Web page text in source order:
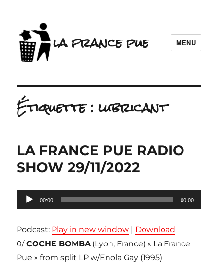
la france pue MENU
Étiquette :lubricant
LA FRANCE PUE RADIO
SHOW 29/11/2022
Lecteur
audio
00:00 00:00
Podcast: Play in new window | Download
0/COCHE BOMBA(Lyon, France) « La France
Pue » from split LP w/Enola Gay (1995)